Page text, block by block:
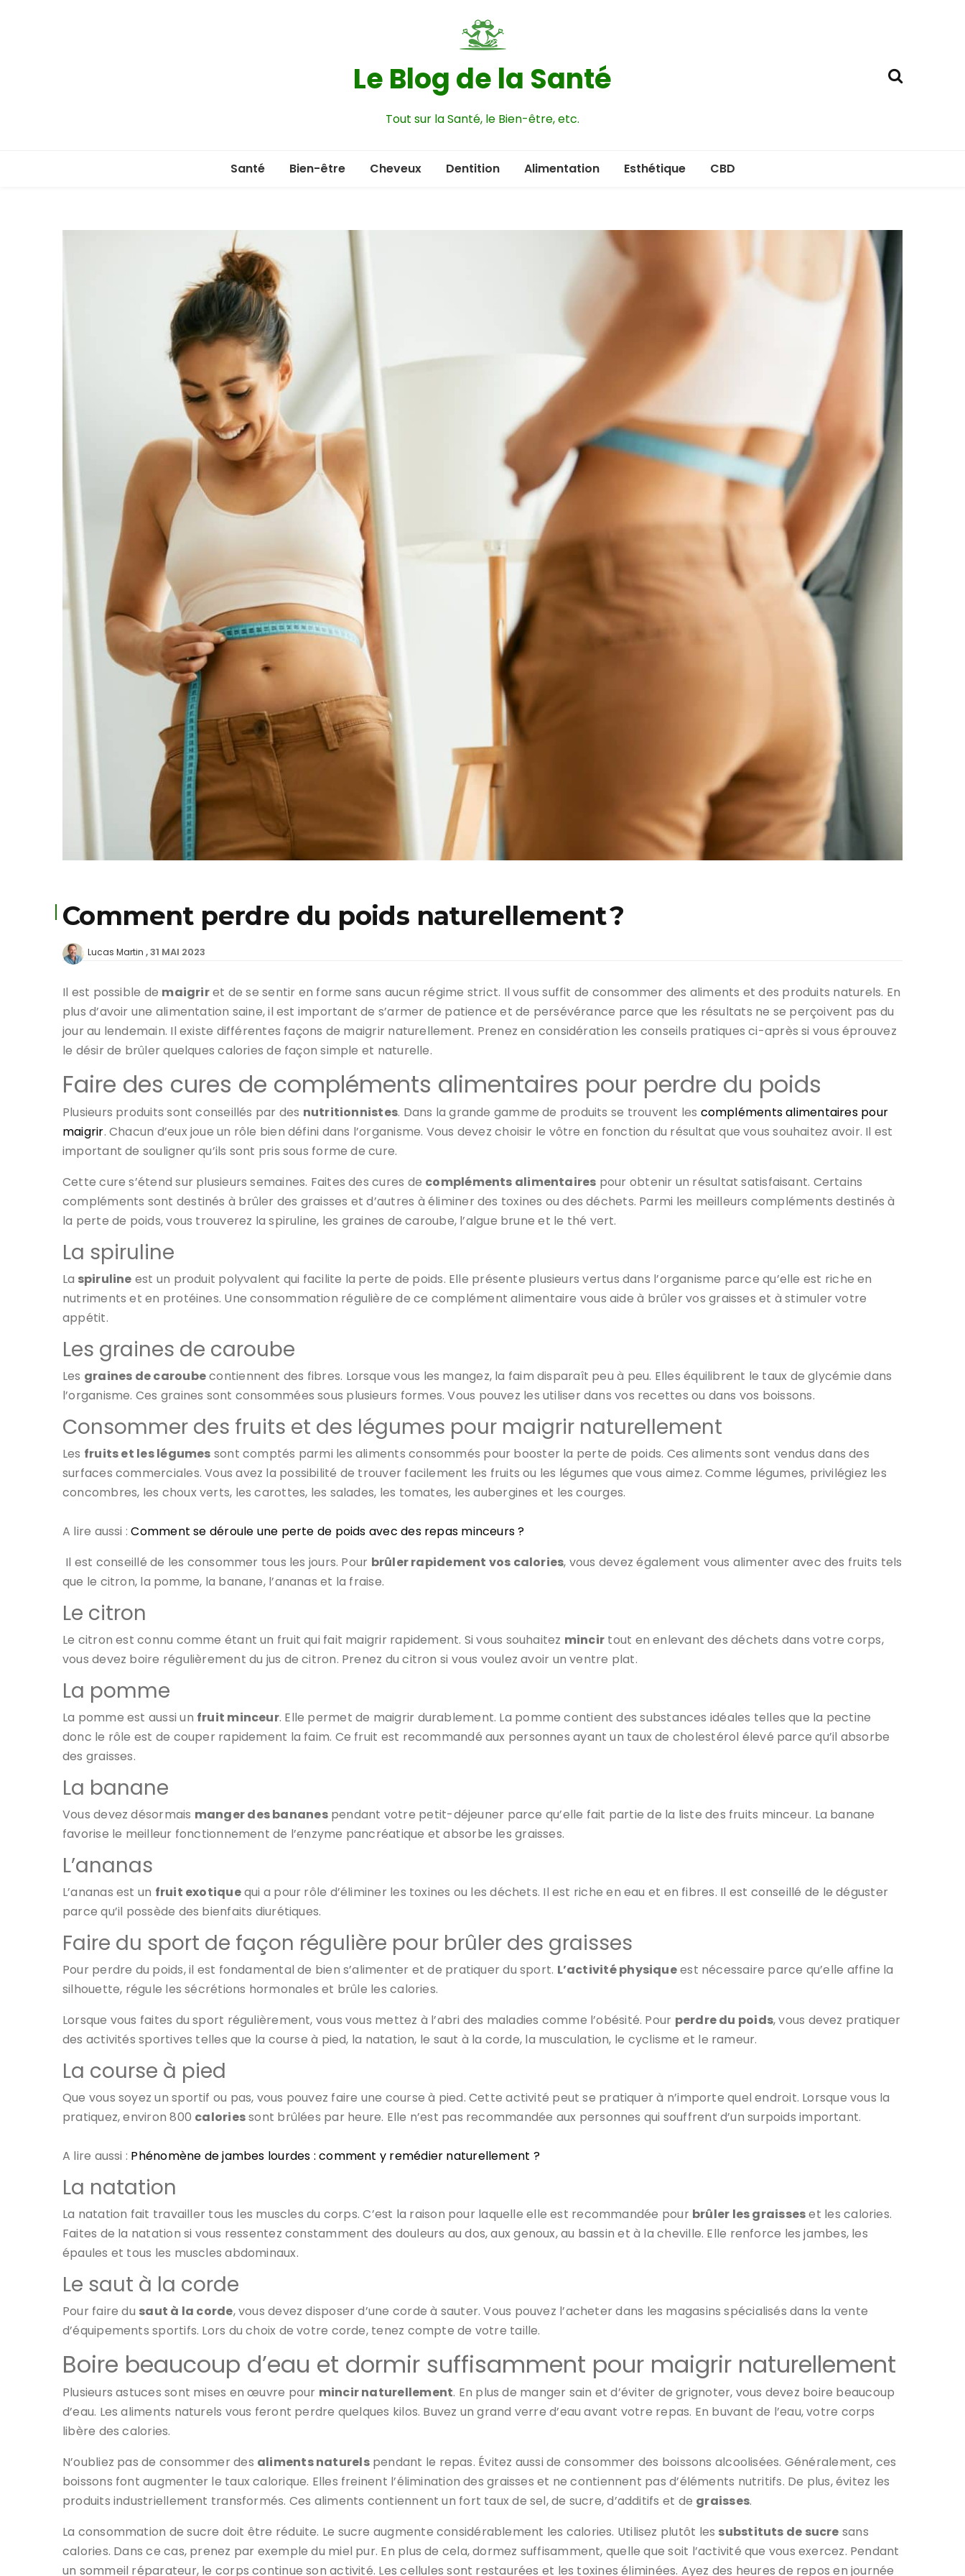
Le Blog de la Santé
Tout sur la Santé, le Bien-être, etc.
Santé Bien-être Cheveux Dentition Alimentation Esthétique CBD
Comment perdre du poids naturellement ?
Lucas Martin 31 MAI 2023
Il est possible de maigriret de se sentir en forme sans aucun régime strict. Il vous suffit de consommer des aliments et des produits naturels. En
plus d’avoir une alimentation saine, il est important de s’armer de patience et de persévérance parce que les résultats ne se perçoivent pas du
jour au lendemain. Il existe différentes façons de maigrir naturellement. Prenez en considération les conseils pratiques ci-après si vous éprouvez
le désir de brûler quelques calories de façon simple et naturelle.
Faire des cures de compléments alimentaires pour perdre du poids
Plusieurs produits sont conseillés par des nutritionnistes. Dans la grande gamme de produits se trouvent les compléments alimentaires pour
maigrir. Chacun d’eux joue un rôle bien défini dans l’organisme. Vous devez choisir le vôtre en fonction du résultat que vous souhaitez avoir. Il est
important de souligner qu’ils sont pris sous forme de cure.
Cette cure s’étend sur plusieurs semaines. Faites des cures de compléments alimentaires pour obtenir un résultat satisfaisant. Certains
compléments sont destinés à brûler des graisses et d’autres à éliminer des toxines ou des déchets. Parmi les meilleurs compléments destinés à
la perte de poids, vous trouverez la spiruline, les graines de caroube, l’algue brune et le thé vert.
La spiruline
La spiruline est un produit polyvalent qui facilite la perte de poids. Elle présente plusieurs vertus dans l’organisme parce qu’elle est riche en
nutriments et en protéines. Une consommation régulière de ce complément alimentaire vous aide à brûler vos graisses et à stimuler votre
appétit.
Les graines de caroube
Les graines de caroubecontiennent des fibres. Lorsque vous les mangez, la faim disparaît peu à peu. Elles équilibrent le taux de glycémie dans
l’organisme. Ces graines sont consommées sous plusieurs formes. Vous pouvez les utiliser dans vos recettes ou dans vos boissons.
Consommer des fruits et des légumes pour maigrir naturellement
Les fruits et les légumes sont comptés parmi les aliments consommés pour booster la perte de poids. Ces aliments sont vendus dans des
surfaces commerciales. Vous avez la possibilité de trouver facilement les fruits ou les légumes que vous aimez. Comme légumes, privilégiez les
concombres, les choux verts, les carottes, les salades, les tomates, les aubergines et les courges.
A lire aussi :​Comment se déroule une perte de poids avec des repas minceurs ? ​
Il est conseillé de les consommer tous les jours. Pour brûler rapidement vos calories, vous devez également vous alimenter avec des fruits tels
que le citron, la pomme, la banane, l’ananas et la fraise.
Le citron
Le citron est connu comme étant un fruit qui fait maigrir rapidement. Si vous souhaitez mincir tout en enlevant des déchets dans votre corps,
vous devez boire régulièrement du jus de citron. Prenez du citron si vous voulez avoir un ventre plat.
La pomme
La pomme est aussi un fruit minceur. Elle permet de maigrir durablement. La pomme contient des substances idéales telles que la pectine
donc le rôle est de couper rapidement la faim. Ce fruit est recommandé aux personnes ayant un taux de cholestérol élevé parce qu’il absorbe
des graisses.
La banane
Vous devez désormais manger des bananespendant votre petit-déjeuner parce qu’elle fait partie de la liste des fruits minceur. La banane
favorise le meilleur fonctionnement de l’enzyme pancréatique et absorbe les graisses.
L’ananas
L’ananas est un fruit exotiquequi a pour rôle d’éliminer les toxines ou les déchets. Il est riche en eau et en fibres. Il est conseillé de le déguster
parce qu’il possède des bienfaits diurétiques.
Faire du sport de façon régulière pour brûler des graisses
Pour perdre du poids, il est fondamental de bien s’alimenter et de pratiquer du sport. L’activité physiqueest nécessaire parce qu’elle affine la
silhouette, régule les sécrétions hormonales et brûle les calories.
Lorsque vous faites du sport régulièrement, vous vous mettez à l’abri des maladies comme l’obésité. Pour perdre du poids, vous devez pratiquer
des activités sportives telles que la course à pied, la natation, le saut à la corde, la musculation, le cyclisme et le rameur.
La course à pied
Que vous soyez un sportif ou pas, vous pouvez faire une course à pied. Cette activité peut se pratiquer à n’importe quel endroit. Lorsque vous la
pratiquez, environ 800 caloriessont brûlées par heure. Elle n’est pas recommandée aux personnes qui souffrent d’un surpoids important.
A lire aussi : Phénomène de jambes lourdes : comment y remédier naturellement ?
La natation
La natation fait travailler tous les muscles du corps. C’est la raison pour laquelle elle est recommandée pour brûler les graisseset les calories.
Faites de la natation si vous ressentez constamment des douleurs au dos, aux genoux, au bassin et à la cheville. Elle renforce les jambes, les
épaules et tous les muscles abdominaux.
Le saut à la corde
Pour faire du saut à la corde, vous devez disposer d’une corde à sauter. Vous pouvez l’acheter dans les magasins spécialisés dans la vente
d’équipements sportifs. Lors du choix de votre corde, tenez compte de votre taille.
Boire beaucoup d’eau et dormir suffisamment pour maigrir naturellement
Plusieurs astuces sont mises en œuvre pour mincir naturellement. En plus de manger sain et d’éviter de grignoter, vous devez boire beaucoup
d’eau. Les aliments naturels vous feront perdre quelques kilos. Buvez un grand verre d’eau avant votre repas. En buvant de l’eau, votre corps
libère des calories.
N’oubliez pas de consommer des aliments naturelspendant le repas. Évitez aussi de consommer des boissons alcoolisées. Généralement, ces
boissons font augmenter le taux calorique. Elles freinent l’élimination des graisses et ne contiennent pas d’éléments nutritifs. De plus, évitez les
produits industriellement transformés. Ces aliments contiennent un fort taux de sel, de sucre, d’additifs et de graisses.
La consommation de sucre doit être réduite. Le sucre augmente considérablement les calories. Utilisez plutôt les substituts de sucre sans
calories. Dans ce cas, prenez par exemple du miel pur. En plus de cela, dormez suffisamment, quelle que soit l’activité que vous exercez. Pendant
un sommeil réparateur, le corps continue son activité. Les cellules sont restaurées et les toxines éliminées. Ayez des heures de repos en journée